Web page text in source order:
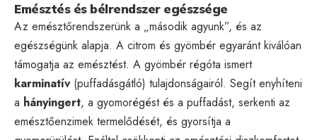
Emésztés és bélrendszer egészsége
Az emésztőrendszerünk a „második agyunk”, és az
egészségünk alapja. A citrom és gyömbér egyaránt kiválóan
támogatja az emésztést. A gyömbér régóta ismert
karminatív(puffadásgátló) tulajdonságairól. Segít enyhíteni
a hányingert, a gyomorégést és a puffadást, serkenti az
emésztőenzimek termelődését, és gyorsítja a